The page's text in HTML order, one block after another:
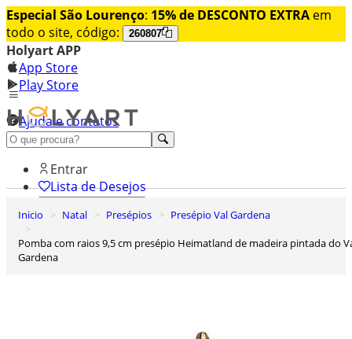
Especial São Lourenço: 15% de DESCONTO EXTRA em
todo o site, código:
260807
Holyart APP
App Store
Play Store
Ajuda e contatos
Conheça premium
Entrar
Lista de Desejos
Inicio Natal Presépios
Presépio Val Gardena
Pomba com raios 9,5 cm presépio Heimatland de madeira pintada do Val
Gardena